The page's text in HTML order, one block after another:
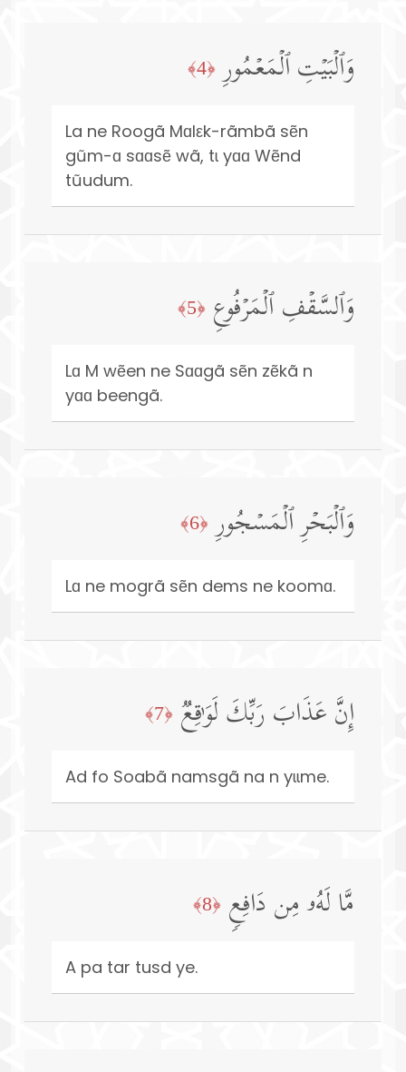
وَٱلۡبَیۡتِ ٱلۡمَعۡمُورِ ﴿4﴾
La ne Roogã Mɑlεk-rãmbã sẽn
gũm-ɑ sɑɑsẽ wã, tɩ yɑɑ Wẽnd
tũudum.
وَٱلسَّقۡفِ ٱلۡمَرۡفُوعِ ﴿5﴾
Lɑ M wẽen ne Sɑɑgã sẽn zẽkã n
yɑɑ beengã.
وَٱلۡبَحۡرِ ٱلۡمَسۡجُورِ ﴿6﴾
Lɑ ne mogrã sẽn dems ne koomɑ.
إِنَّ عَذَابَ رَبِّكَ لَوَ ٰ⁠قِعࣱ ﴿7﴾
Ad fo Soabã namsgã na n yɩɩme.
مَّا لَهُۥ مِن دَافِعࣲ ﴿8﴾
A pa tar tusd ye.